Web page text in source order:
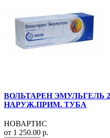
ВОЛЬТАРЕН ЭМУЛЬГЕЛЬ
НАРУЖ.ПРИМ. ТУБА
НОВАРТИС
от 1 250.00 р.